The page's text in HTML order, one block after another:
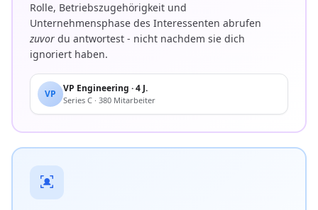
Rolle, Betriebszugehörigkeit und
Unternehmensphase des Interessenten abrufen
zuvor du antwortest - nicht nachdem sie dich
ignoriert haben.
VP VP Engineering · 4 J.
Series C · 380 Mitarbeiter